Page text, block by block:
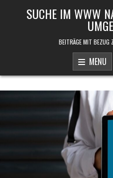
SUCHE IM WWW
BEITRÄGE MIT BEZUG
MENU